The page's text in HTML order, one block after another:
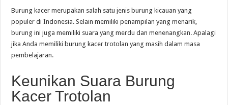
Burung kacer merupakan salah satu jenis burung kicauan yang
populer di Indonesia. Selain memiliki penampilan yang menarik,
burung ini juga memiliki suara yang merdu dan menenangkan. Apalagi
jika Anda memiliki burung kacer trotolan yang masih dalam masa
pembelajaran.
Keunikan Suara Burung
Kacer Trotolan